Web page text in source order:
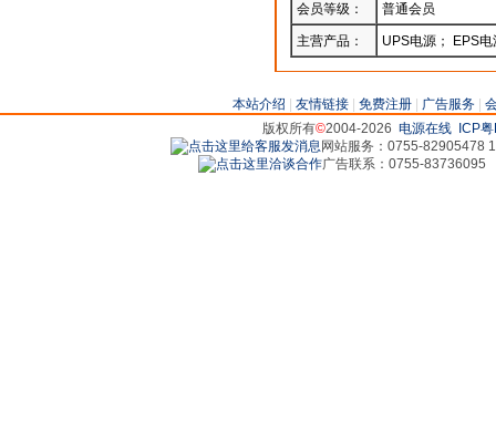
会员等级： 普通会员
主营产品： UPS电源； EPS
本站介绍 友情链接| 免费注册| 广告服务|
版权所有©2004-2026 电源在线
ICP
网站服务：0755-82905478
广告联系：0755-83736095